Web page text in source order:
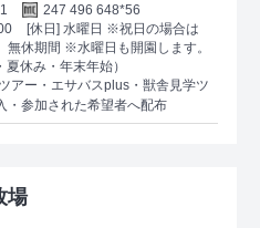
247 496 648*56
[休日] 水曜日 ※祝日の場合は
無休期間 ※水曜日も開園します。
夏休み・年末年始）
アー・エサバスplus・獣舎見学ツ
・参加された希望者へ配布
場